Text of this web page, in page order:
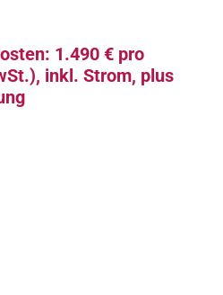
1.490 € pro
inkl. Strom, plus